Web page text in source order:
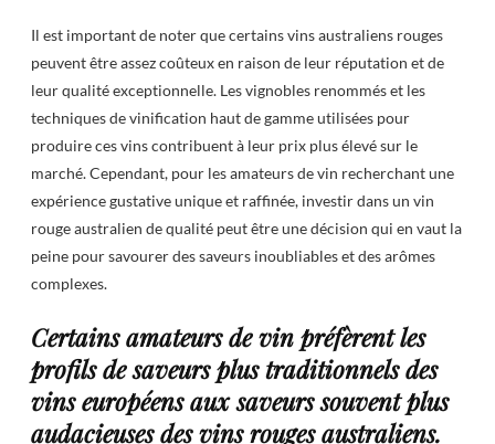
Il est important de noter que certains vins australiens rouges
peuvent être assez coûteux en raison de leur réputation et de
leur qualité exceptionnelle. Les vignobles renommés et les
techniques de vinification haut de gamme utilisées pour
produire ces vins contribuent à leur prix plus élevé sur le
marché. Cependant, pour les amateurs de vin recherchant une
expérience gustative unique et raffinée, investir dans un vin
rouge australien de qualité peut être une décision qui en vaut la
peine pour savourer des saveurs inoubliables et des arômes
complexes.
Certains amateurs de vin préfèrent les
profils de saveurs plus traditionnels des
vins européens aux saveurs souvent plus
audacieuses des vins rouges australiens.